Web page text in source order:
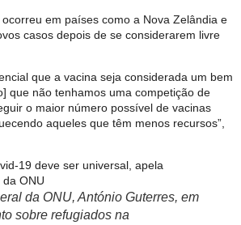
em países como a Nova Zelândia e
casos depois de se considerarem livre
que a vacina seja considerada um bem
que não tenhamos uma competição de
o maior número possível de vacinas
aqueles que têm menos recursos”,
da ONU, António Guterres, em
sobre refugiados na